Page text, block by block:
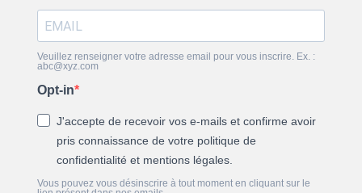
Veuillez renseigner votre adresse email pour vous inscrire. Ex. :
abc@xyz.com
Opt-in
J'accepte de recevoir vos e-mails et confirme avoir
pris connaissance de votre politique de
confidentialité et mentions légales.
Vous pouvez vous désinscrire à tout moment en cliquant sur le